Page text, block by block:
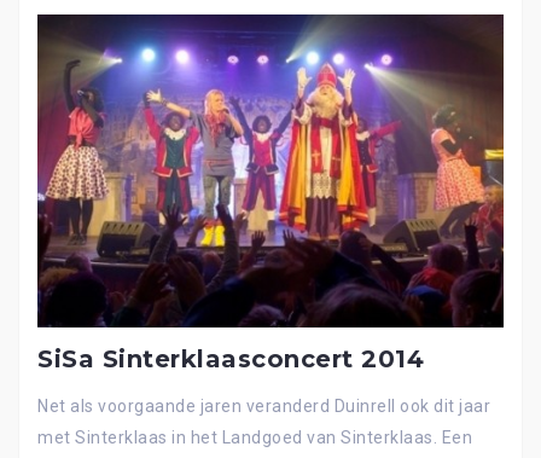
SiSa Sinterklaasconcert 2014
Net als voorgaande jaren veranderd Duinrell ook dit jaar
met Sinterklaas in het Landgoed van Sinterklaas. Een